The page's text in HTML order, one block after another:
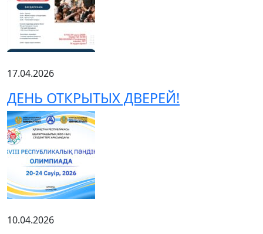
17.04.2026
ДЕНЬ ОТКРЫТЫХ ДВЕРЕЙ!
10.04.2026